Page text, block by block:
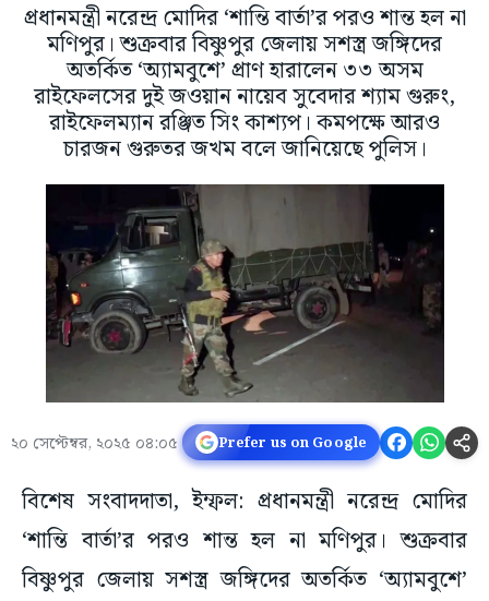
প্রধানমন্ত্রী নরেন্দ্র মোদির ‘শান্তি বার্তা’র পরও শান্ত হল না
মণিপুর। শুক্রবার বিষ্ণুপুর জেলায় সশস্ত্র জঙ্গিদের
অতর্কিত ‘অ্যামবুশে’ প্রাণ হারালেন ৩৩ অসম
রাইফেলসের দুই জওয়ান নায়েব সুবেদার শ্যাম গুরুং,
রাইফেলম্যান রঞ্জিত সিং কাশ্যপ। কমপক্ষে আরও
চারজন গুরুতর জখম বলে জানিয়েছে পুলিস।
২০ সেপ্টেম্বর, ২০২৫ ০৪:০৫ Prefer us on Google
বিশেষ সংবাদদাতা, ইম্ফল: প্রধানমন্ত্রী নরেন্দ্র মোদির
‘শান্তি বার্তা’র পরও শান্ত হল না মণিপুর। শুক্রবার
বিষ্ণুপুর জেলায় সশস্ত্র জঙ্গিদের অতর্কিত ‘অ্যামবুশে’